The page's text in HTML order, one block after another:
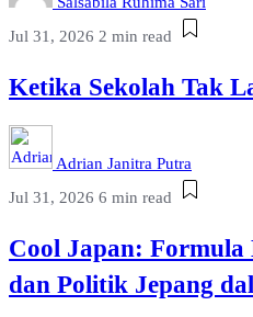
Jul 31, 2026 2 min read
Ketika Sekolah Tak
Adrian Janitra Putra
Jul 31, 2026 6 min read
Cool Japan: Formula
dan Politik Jepang